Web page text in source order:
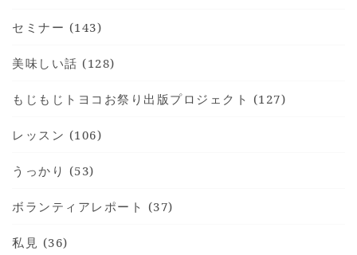
セミナー (143)
美味しい話 (128)
もじもじトヨコお祭り出版プロジェクト (127)
レッスン (106)
うっかり (53)
ボランティアレポート (37)
私見 (36)